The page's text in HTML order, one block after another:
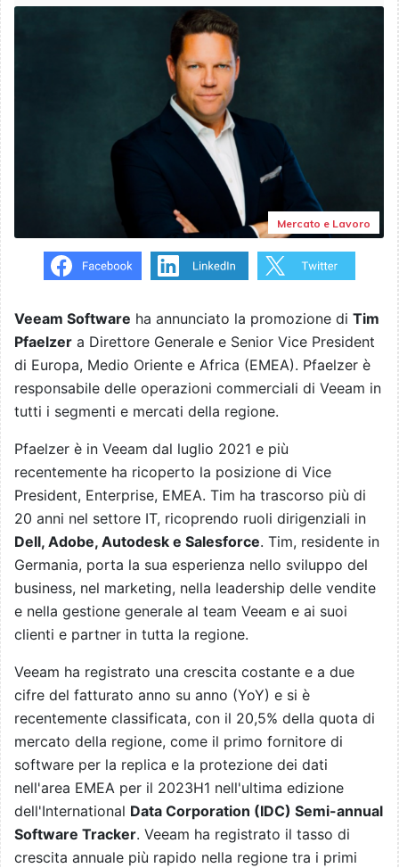
Mercato e Lavoro
Veeam Software ha annunciato la promozione di Tim
Pfaelzer a Direttore Generale e Senior Vice President
di Europa, Medio Oriente e Africa (EMEA). Pfaelzer è
responsabile delle operazioni commerciali di Veeam in
tutti i segmenti e mercati della regione.
Pfaelzer è in Veeam dal luglio 2021 e più
recentemente ha ricoperto la posizione di Vice
President, Enterprise, EMEA. Tim ha trascorso più di
20 anni nel settore IT, ricoprendo ruoli dirigenziali in
Dell, Adobe, Autodesk e Salesforce. Tim, residente in
Germania, porta la sua esperienza nello sviluppo del
business, nel marketing, nella leadership delle vendite
e nella gestione generale al team Veeam e ai suoi
clienti e partner in tutta la regione.
Veeam ha registrato una crescita costante e a due
cifre del fatturato anno su anno (YoY) e si è
recentemente classificata, con il 20,5% della quota di
mercato della regione, come il primo fornitore di
software per la replica e la protezione dei dati
nell'area EMEA per il 2023H1 nell'ultima edizione
dell'International Data Corporation (IDC) Semi-annual
Software Tracker. Veeam ha registrato il tasso di
crescita annuale più rapido nella regione tra i primi